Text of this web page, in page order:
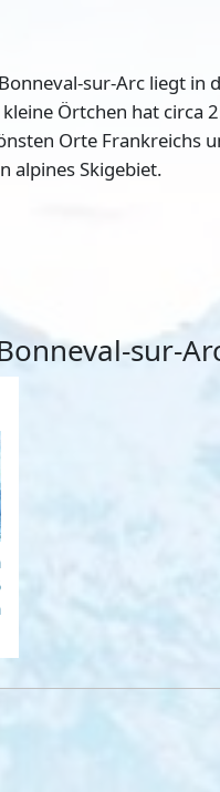
sur-Arc liegt in
Örtchen hat circa
Orte Frankreichs
alpines Skigebiet.
sur-